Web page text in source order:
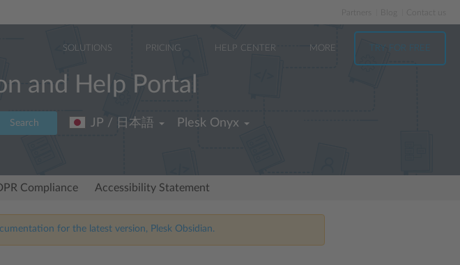
Partners
SOLUTIONS PRICING HELP CENTER MORE TRY FOR FREE
and Help Portal
Search JP / 日本語 Plesk Onyx
Compliance Accessibility Statement
for the latest version, Plesk Obsidian.